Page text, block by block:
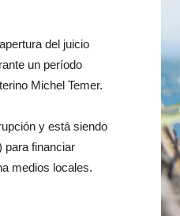
del juicio
un período
Michel Temer.
y está siendo
para financiar
medios locales.